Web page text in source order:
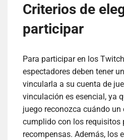
Criterios de
participar
Para participar en los
espectadores deben tener
vincularla a su cuenta de
vinculación es esencial, ya
juego reconozca cuándo un
cumplido con los requisitos
recompensas. Además, los